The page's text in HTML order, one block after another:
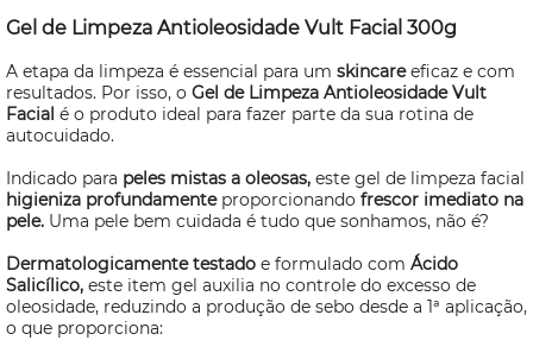
Gel de Limpeza Antioleosidade Vult Facial 300g
A etapa da limpeza é essencial para um skincare eficaz e com
resultados. Por isso, o Gel de Limpeza Antioleosidade Vult
Facial é o produto ideal para fazer parte da sua rotina de
autocuidado.
Indicado para peles mistas a oleosas, este gel de limpeza facial
higieniza profundamente proporcionando frescor imediato na
pele. Uma pele bem cuidada é tudo que sonhamos, não é?
Dermatologicamente testado e formulado com Ácido
Salicílico, este item gel auxilia no controle do excesso de
oleosidade, reduzindo a produção de sebo desde a 1ª aplicação,
o que proporciona: